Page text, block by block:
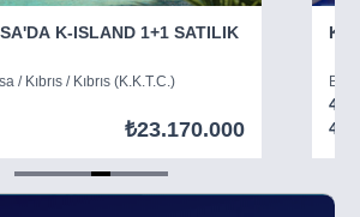
K-ISLAND 1+1 SATILIK
/ Kıbrıs / Kıbrıs (K.K.T.C.)
₺23.170.000
45
403